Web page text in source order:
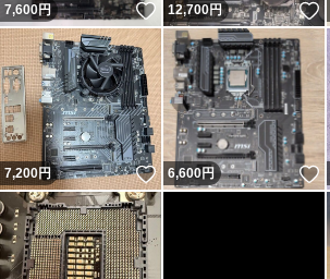
7,600円 いいね！
12,700円
7,200円 いいね！
6,600円